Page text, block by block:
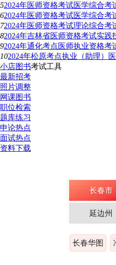
52024年医师资格考试医学综合考
62024年医师资格考试医学综合考
72024年医师资格考试理论综合考
82024年吉林省医师资格考试实践
92024年通化考点医师执业资格考
102024年松原考点执业（助理）
小店图书考试工具
最新招考
照片调整
网课图书
职位检索
题库练习
申论热点
面试热点
资料下载